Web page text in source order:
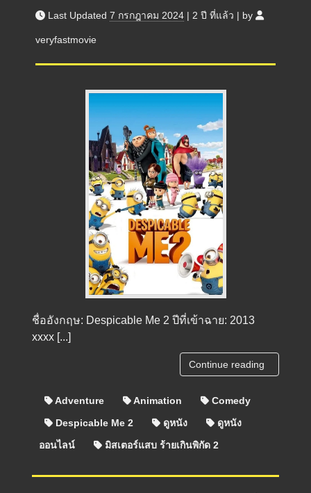
Last Updated 7 กรกฎาคม 2024 | 2 ปี ที่แล้ว | by
veryfastmovie
ชื่ออังกฤษ: Despicable Me 2 ปีที่เข้าฉาย: 2013
xxxx [...]
Continue reading
Adventure Animation
Comedy
Despicable Me 2
ดูหนัง
ดูหนัง
ออนไลน์
มิสเตอร์แสบ ร้ายเกินพิกัด 2